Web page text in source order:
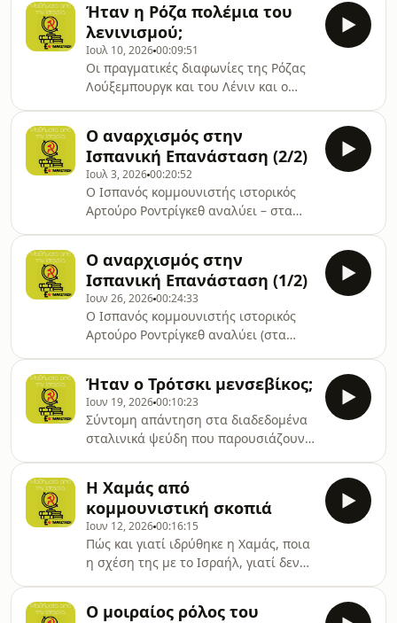
Καραγιαννόπουλος.
Ήταν η Ρόζα πολέμια του
λενινισμού;
Ιουλ 10, 202600:09:51
Οι πραγματικές διαφωνίες της Ρόζας
Λούξεμπουργκ και του Λένιν και ο
Ο αναρχισμός στην
Ισπανική Επανάσταση (2/2)
Ιουλ 3, 202600:20:52
Ο Ισπανός κομμουνιστής ιστορικός
Αρτούρο Ροντρίγκεθ αναλύει – στα
Ισπανικής Επανάστασης ως την
επικράτηση της αντίδρασης του
Φράνκο.
Ο αναρχισμός στην
Ισπανική Επανάσταση (1/2)
Ιουν 26, 202600:24:33
Ο Ισπανός κομμουνιστής ιστορικός
Αρτούρο Ροντρίγκεθ αναλύει (στα
την πρώτη φάση της Ισπανικής
Επανάστασης του 1931-39.
Ήταν ο Τρότσκι μενσεβίκος;
Ιουν 19, 202600:10:23
Σύντομη απάντηση στα διαδεδομένα
σταλινικά ψεύδη που παρουσιάζουν
Η Χαμάς από
κομμουνιστική σκοπιά
Ιουν 12, 202600:16:15
Πώς και γιατί ιδρύθηκε η Χαμάς, ποια
η σχέση της με το Ισραήλ, γιατί δεν
Σταμάτης Καραγιαννόπουλος.
Ο μοιραίος ρόλος του